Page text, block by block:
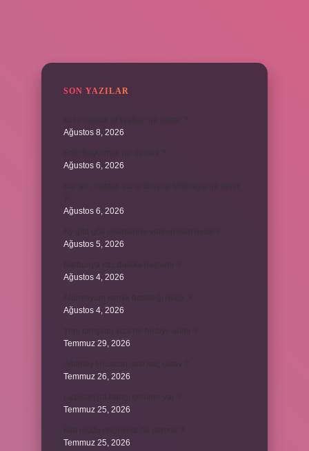
SON YAZILAR
Ağustos 8, 2026
Ağustos 6, 2026
Ağustos 6, 2026
Ağustos 5, 2026
Ağustos 4, 2026
Ağustos 4, 2026
Temmuz 29, 2026
Temmuz 26, 2026
Temmuz 25, 2026
Temmuz 25, 2026